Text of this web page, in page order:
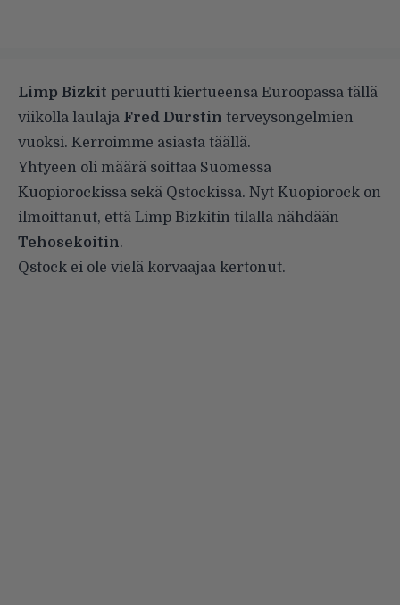
Limp Bizkit peruutti kiertueensa Euroopassa tällä
viikolla laulaja Fred Durstin terveysongelmien
vuoksi. Kerroimme asiasta täällä.
Yhtyeen oli määrä soittaa Suomessa
Kuopiorockissa sekä Qstockissa. Nyt Kuopiorock on
ilmoittanut, että Limp Bizkitin tilalla nähdään
Tehosekoitin.
Qstock ei ole vielä korvaajaa kertonut.